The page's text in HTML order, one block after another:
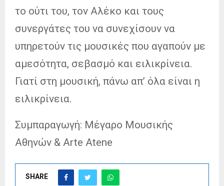
το ούτι του, τον Αλέκο και τους
συνεργάτες του να συνεχίσουν να
υπηρετούν τις μουσικές που αγαπούν με
αμεσότητα, σεβασμό και ειλικρίνεια.
Γιατί στη μουσική, πάνω απ’ όλα είναι η
ειλικρίνεια.
Συμπαραγωγή: Μέγαρο Μουσικής
Αθηνών & Arte Atene
SHARE